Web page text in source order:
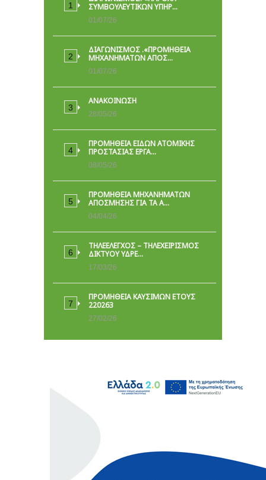
ΣΥΜΒΟΥΛΕΥΤΙΚΏΝ ΥΠΗΡ…
01/07/26
ΔΙΑΓΩΝΙΣΜΟΣ .«ΠΡΟΜΗΘΕΙΑ
ΜΗΧΑΝΗΜΑΤΩΝ ΑΠΟΣ…
01/07/26
ΑΝΑΚΟΙΝΩΣΗ
28/05/26
ΠΡΟΜΉΘΕΙΑ ΕΙΔΏΝ ΑΤΟΜΙΚΉΣ
ΠΡΟΣΤΑΣΊΑΣ ΕΡΓΑ…
08/05/26
ΠΡΟΜΗΘΕΙΑ ΜΗΧΑΝΗΜΑΤΩΝ
ΑΠΟΣΜΗΣΗΣ ΓΙΑ ΤΑ Α…
04/04/26
ΤΗΛΕΕΛΕΓΧΟΣ – ΤΗΛΕΧΕΙΡΙΣΜΟΣ
ΔΙΚΤΥΟΥ ΥΔΡΕ…
17/03/26
ΠΡΟΜΗΘΕΙΑ ΚΑΥΣΙΜΩΝ ΕΤΟΥΣ
220263
27/02/26